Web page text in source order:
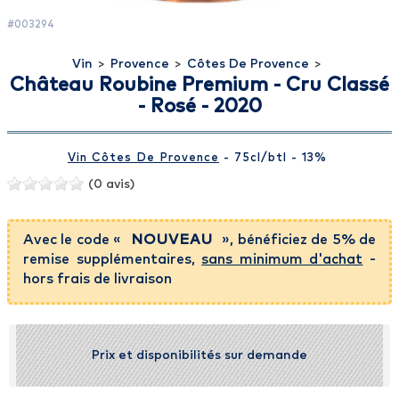
#003294
Vin > Provence > Côtes De Provence >
Château Roubine Premium - Cru Classé
- Rosé - 2020
Vin Côtes De Provence - 75cl /btl - 13%
(0 avis)
Avec le code « NOUVEAU
», bénéficiez de 5% de
remise supplémentaires,sans minimum d'achat -
hors frais de livraison
Prix et disponibilités sur demande